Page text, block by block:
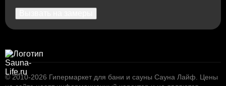
© 2010-2026 Гипермаркет для бани и сауны Сауна Лайф
Цены